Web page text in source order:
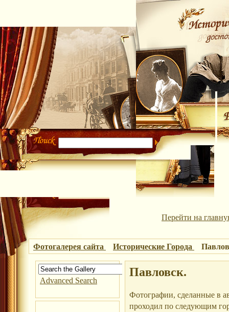
Перейти на
Фотогалерея сайта Исторические Города
Advanced Search
Павловск.
Фотографии, сделанные в
проходил по следующим